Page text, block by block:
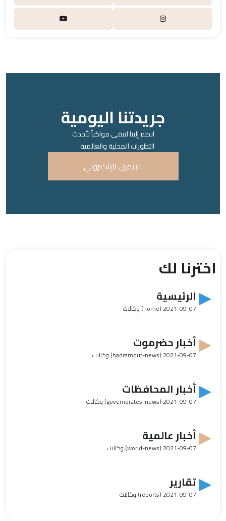
جريدتنا اليومية
انضم إلينا لتبقى مواكباً لأحدث
التطورات المحلية والعالمية
الإيميل الإلكتروني
اخترنا لك
الرئيسية
2021-09-07 (home) وكالات
أخبار حضرموت
2021-09-07 (hadramout-news) وكالات
أخبار المحافظات
2021-09-07 (governorates-news) وكالات
أخبار عالمية
2021-09-07 (world-news) وكالات
تقارير
2021-09-07 (reports) وكالات